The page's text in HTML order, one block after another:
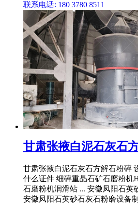
联系电话: 180 3780 8511
甘肃张掖白泥石灰石
甘肃张掖白泥石灰石方解石粉碎
什么证件 细碎重晶石矿石磨粉机
石磨粉机润滑站 ... 安徽凤阳石英
安徽凤阳石英砂石灰石粉磨设备